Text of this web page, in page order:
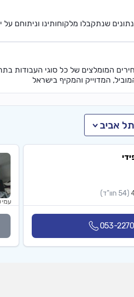
שנתקבלו מלקוחותינו וניתוחם על
המומלצים של כל סוגי העבודות
המדוייק והמקיף בישראל
תל אביב
(54 חוו"ד)
053-
עמי